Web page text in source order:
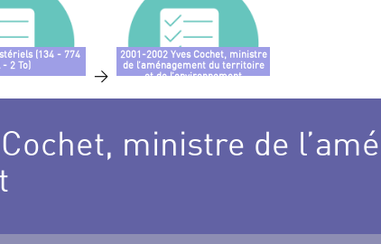
(134 - 774
- 2 To)
>
2001-2002 Yves Cochet, ministre
de l’aménagement du territoire
et de l’environnement
Cochet, ministre de